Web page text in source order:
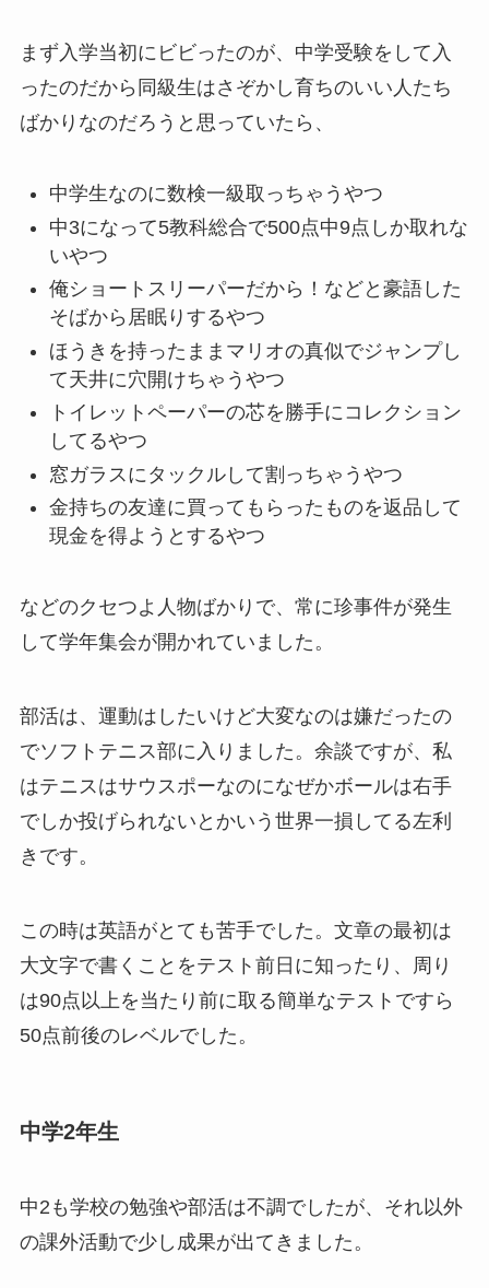
まず入学当初にビビったのが、中学受験をして入
ったのだから同級生はさぞかし育ちのいい人たち
ばかりなのだろうと思っていたら、
中学生なのに数検一級取っちゃうやつ
中3になって5教科総合で500点中9点しか取れな
いやつ
俺ショートスリーパーだから！などと豪語した
そばから居眠りするやつ
ほうきを持ったままマリオの真似でジャンプし
て天井に穴開けちゃうやつ
トイレットペーパーの芯を勝手にコレクション
してるやつ
窓ガラスにタックルして割っちゃうやつ
金持ちの友達に買ってもらったものを返品して
現金を得ようとするやつ
などのクセつよ人物ばかりで、常に珍事件が発生
して学年集会が開かれていました。
部活は、運動はしたいけど大変なのは嫌だったの
でソフトテニス部に入りました。余談ですが、私
はテニスはサウスポーなのになぜかボールは右手
でしか投げられないとかいう世界一損してる左利
きです。
この時は英語がとても苦手でした。文章の最初は
大文字で書くことをテスト前日に知ったり、周り
は90点以上を当たり前に取る簡単なテストですら
50点前後のレベルでした。
中学2年生
中2も学校の勉強や部活は不調でしたが、それ以外
の課外活動で少し成果が出てきました。